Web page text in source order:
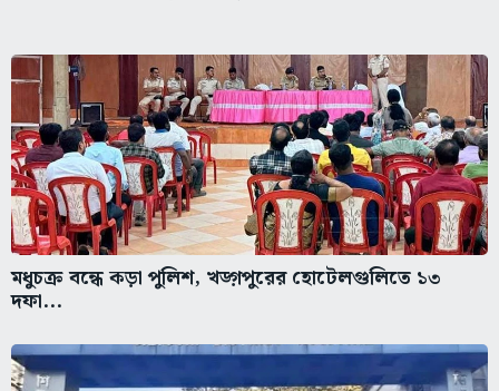
মধুচক্র বন্ধে কড়া পুলিশ, খড়্গপুরের হোটেলগুলিতে ১৩
দফা...